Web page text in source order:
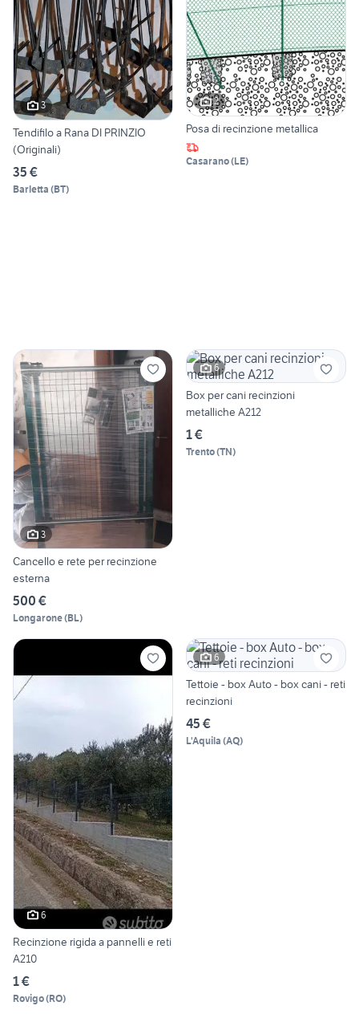
3
Tendifilo a Rana DI PRINZIO
(Originali)
35 €
Barletta (BT)
2
Posa di recinzione metallica
Casarano(LE)
3
Cancello e rete per recinzione
esterna
500 €
Longarone(BL)
6
Box per cani recinzioni
metalliche A212
1 €
Trento(TN)
6
Recinzione rigida a pannelli e reti
A210
1 €
Rovigo(RO)
6
Tettoie - box Auto - box cani - reti
recinzioni
45 €
L'Aquila (AQ)